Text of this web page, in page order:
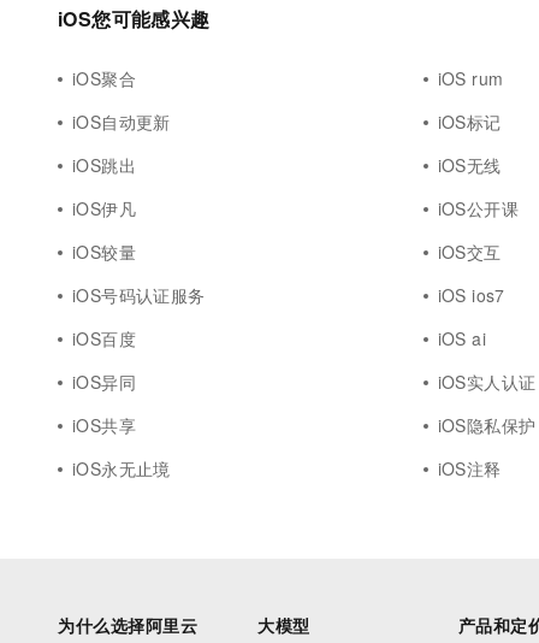
iOS您可能感兴趣
iOS聚合
iOS rum
iOS自动更新
iOS标记
iOS跳出
iOS无线
iOS伊凡
iOS公开课
iOS较量
iOS交互
iOS号码认证服务
iOS ios7
iOS百度
iOS ai
iOS异同
iOS实人认证
iOS共享
iOS隐私保护
iOS永无止境
iOS注释
为什么选择阿里云 大模型 产品和定